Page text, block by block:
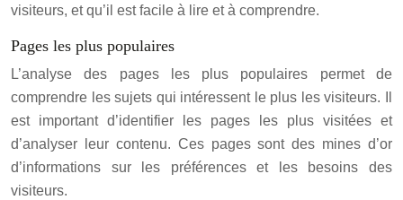
visiteurs, et qu’il est facile à lire et à comprendre.
Pages les plus populaires
L’analyse des pages les plus populaires permet de
comprendre les sujets qui intéressent le plus les visiteurs. Il
est important d’identifier les pages les plus visitées et
d’analyser leur contenu. Ces pages sont des mines d’or
d’informations sur les préférences et les besoins des
visiteurs.